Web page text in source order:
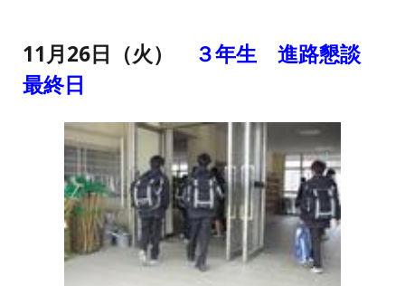
11月26日（火）
３年生 進路懇談
最終日